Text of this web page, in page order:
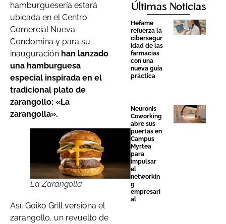
hamburguesería estará
ubicada en el Centro
Comercial Nueva
Condomina y para su
inauguración han lanzado
una hamburguesa
especial inspirada en el
tradicional plato de
zarangollo: «La
zarangolla».
La Zarangolla
Así, Goiko Grill versiona el
zarangollo, un revuelto de
Últimas Noticias
Hefame
refuerza la
cibersegur
idad de las
farmacias
con una
nueva guía
práctica
Neuronis
Coworking
abre sus
puertas en
Campus
Myrtea
para
impulsar
el
networkin
g
empresari
al